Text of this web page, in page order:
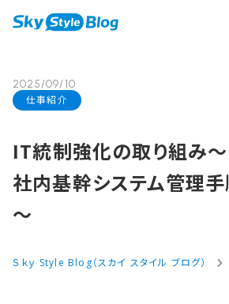
仕事紹介
2025/09/10
IT統制強化の​取り組み～
社内基幹システム管理
～
Ｓｋｙ Style Blog（スカイ スタイル ブログ）